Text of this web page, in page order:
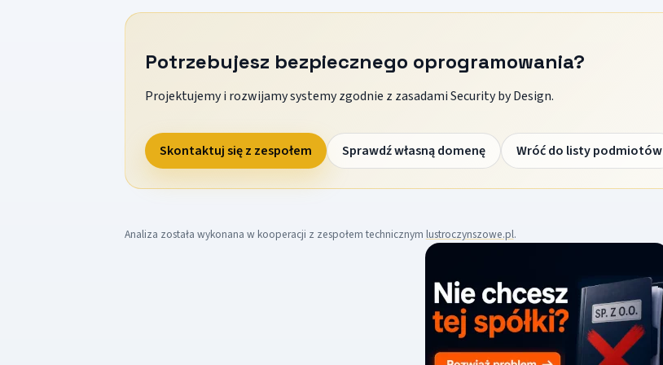
Potrzebujesz bezpiecznego oprogramowania?
Projektujemy i rozwijamy systemy zgodnie z zasadami Security by Design.
Skontaktuj się z zespołem Sprawdź własną domenę Wróć do listy podmiotów
Analiza została wykonana w kooperacji z zespołem technicznym lustroczynszowe.pl.